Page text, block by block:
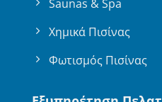
Saunas & Spa
Χημικά Πισίνας
Φωτισμός Πισίνας